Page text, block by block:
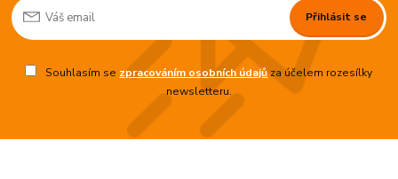
Přihlásit se
Souhlasím se zpracováním osobních údajůza účelem rozesílky
newsletteru.